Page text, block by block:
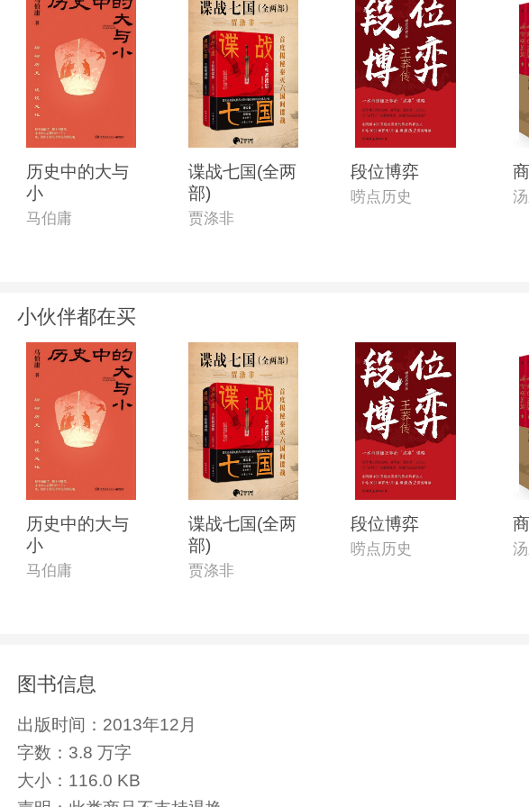
历史中的大与
小
马伯庸
谍战七国(全两
部)
贾涤非
段位博弈
唠点历史
小伙伴都在买
历史中的大与
小
马伯庸
谍战七国(全两
部)
贾涤非
段位博弈
唠点历史
图书信息
出版时间： 2013年12月
字数： 3.8 万字
大小： 116.0 KB